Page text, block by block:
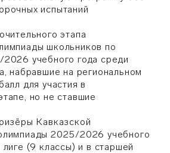
испытаний
этапа
школьников по
учебного года среди
набравшие на региональном
для участия в
но не ставшие
Кавказской
2025/2026 учебного
(9 классы) и в старшей